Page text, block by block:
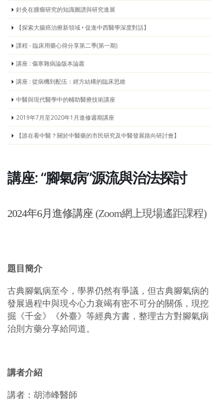
針灸在腫瘤研究的知識圖譜與研究進展
【探索大腸癌治療新領域 • 促進中西醫學深度對話】
課程 - 臨床用藥心得分享第二季(第一期)
講座 : 傷寒雜病論版本論叢
講座 : 從病機到配伍：經方結構的臨床思維
中醫與現代醫學中的輔助醫療技術講座
2019年7月至2020年1月進修週期講座
【誰在看中醫？關於中醫藥的市民研究及中醫發展路向研討會】
講座: “腳氣病”源流與治法探討
2024年6月進修講座 (Zoom網上現場遙距課程)
題目簡介
古典腳氣病至今，學界仍然有爭議，但古典腳氣病的
發展過程中與現今心力衰竭有密不可分的關係，現挖
掘《千金》《外臺》等經典方書，整理古方對腳氣病
治則方藥分享給同道。
講者介紹
講者：胡沛峰醫師